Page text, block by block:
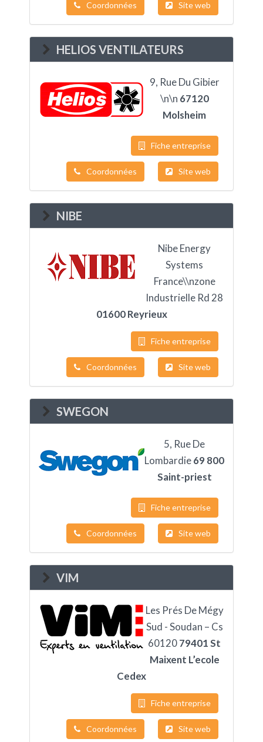
Coordonnées Site web
HELIOS VENTILATEURS
9, Rue Du Gibier
\n\n 67120
Molsheim
Fiche entreprise
Coordonnées Site web
NIBE
Nibe Energy
Systems
France\\nzone
Industrielle Rd 28
01600 Reyrieux
Fiche entreprise
Coordonnées Site web
SWEGON
5, Rue De
Lombardie69 800
Saint-priest
Fiche entreprise
Coordonnées Site web
VIM
Les Prés De Mégy
Sud - Soudan – Cs
6012079401 St
Maixent L’ecole
Cedex
Fiche entreprise
Coordonnées Site web